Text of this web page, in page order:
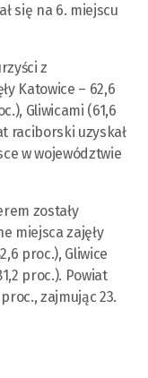
się na 6. miejscu
z
Katowice – 62,6
Gliwicami (61,6
raciborski uzyskał
w województwie
zostały
miejsca zajęły
proc.), Gliwice
proc.). Powiat
zajmując 23.